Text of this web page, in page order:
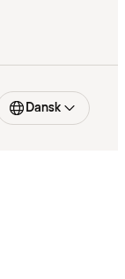
Dansk